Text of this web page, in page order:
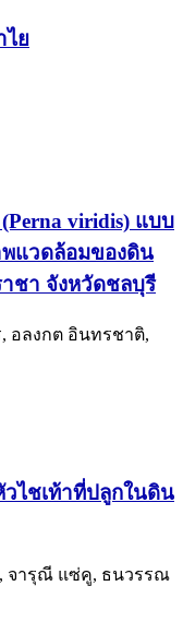
ไย
viridis) แบบ
แวดล้อมของดิน
ชา จังหวัดชลบุรี
อลงกต อินทรชาติ,
ไชเท้าที่ปลูกในดิน
จารุณี แซ่คู, ธนวรรณ